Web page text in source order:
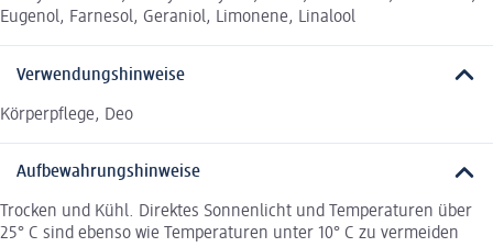
Eugenol, Farnesol, Geraniol, Limonene, Linalool
Verwendungshinweise
Körperpflege, Deo
Aufbewahrungshinweise
Trocken und Kühl. Direktes Sonnenlicht und Temperaturen über
25° C sind ebenso wie Temperaturen unter 10° C zu vermeiden